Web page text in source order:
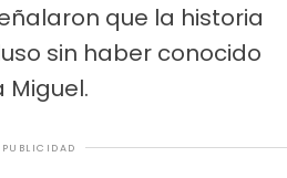
que la historia
sin haber conocido
PUBLICIDAD